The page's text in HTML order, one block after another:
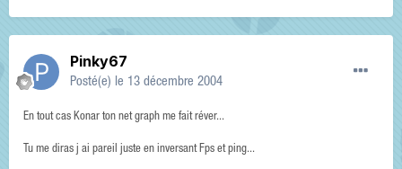
Pinky67
Posté(e) le 13 décembre 2004
En tout cas Konar ton net graph me fait réver...
Tu me diras j ai pareil juste en inversant Fps et ping...